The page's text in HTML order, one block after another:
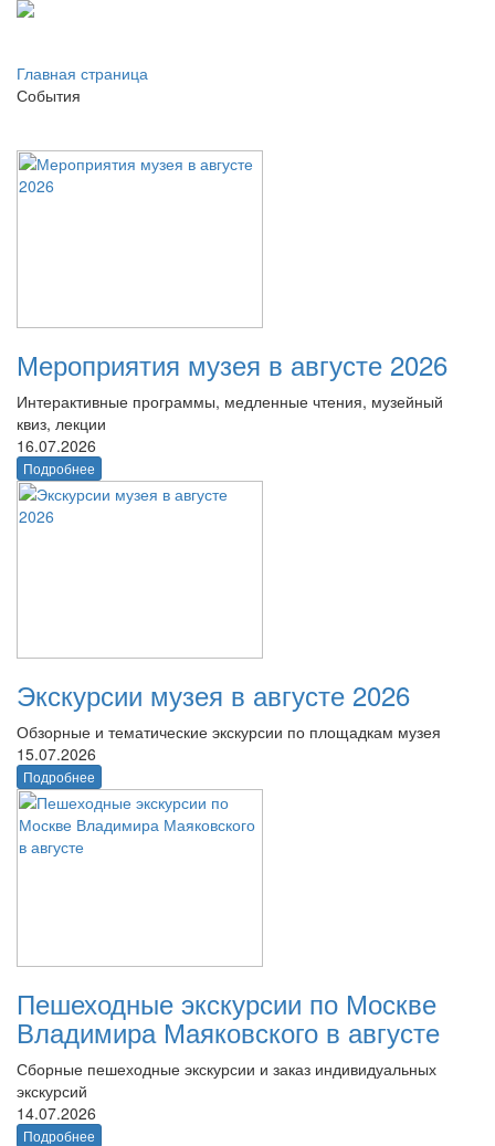
Главная страница
События
Мероприятия музея в августе 2026
Интерактивные программы, медленные чтения, музейный
квиз, лекции
16.07.2026
Подробнее
Экскурсии музея в августе 2026
Обзорные и тематические экскурсии по площадкам музея
15.07.2026
Подробнее
Пешеходные экскурсии по Москве
Владимира Маяковского в августе
Сборные пешеходные экскурсии и заказ индивидуальных
экскурсий
14.07.2026
Подробнее